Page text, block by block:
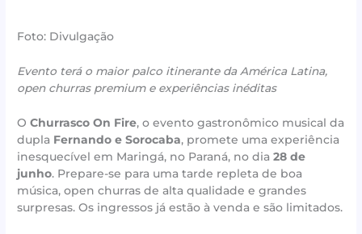
Foto: Divulgação
Evento terá o maior palco itinerante da América Latina,
open churras premium e experiências inéditas
OChurrasco On Fire, o evento gastronômico musical da
dupla Fernando e Sorocaba, promete uma experiência
inesquecível em Maringá, no Paraná, no dia28 de
junho. Prepare-se para uma tarde repleta de boa
música, open churras de alta qualidade e grandes
surpresas. Os ingressos já estão à venda e são limitados.